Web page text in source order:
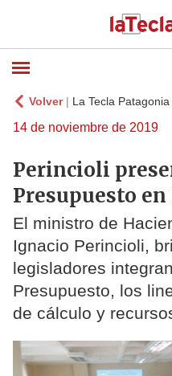
Volver| La Tecla Patagonia
14 de noviembre de 2019
Perincioli
Presupuesto
El ministro de
Ignacio Perincioli,
legisladores
Presupuesto, los
de cálculo y